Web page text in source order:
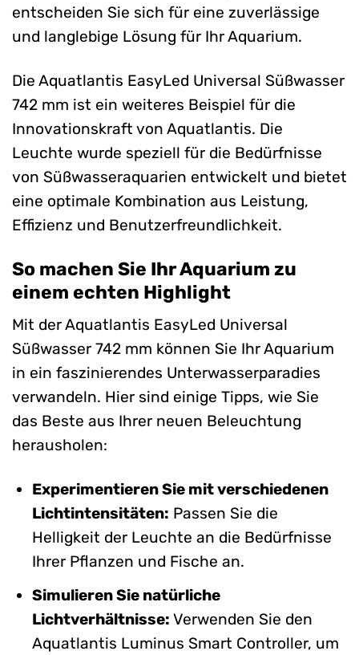
entscheiden Sie sich für eine zuverlässige
und langlebige Lösung für Ihr Aquarium.
Die Aquatlantis EasyLed Universal Süßwasser
742 mm ist ein weiteres Beispiel für die
Innovationskraft von Aquatlantis. Die
Leuchte wurde speziell für die Bedürfnisse
von Süßwasseraquarien entwickelt und bietet
eine optimale Kombination aus Leistung,
Effizienz und Benutzerfreundlichkeit.
So machen Sie Ihr Aquarium zu
einem echten Highlight
Mit der Aquatlantis EasyLed Universal
Süßwasser 742 mm können Sie Ihr Aquarium
in ein faszinierendes Unterwasserparadies
verwandeln. Hier sind einige Tipps, wie Sie
das Beste aus Ihrer neuen Beleuchtung
herausholen:
Experimentieren Sie mit verschiedenen
Lichtintensitäten: Passen Sie die
Helligkeit der Leuchte an die Bedürfnisse
Ihrer Pflanzen und Fische an.
Simulieren Sie natürliche
Lichtverhältnisse: Verwenden Sie den
Aquatlantis Luminus Smart Controller, um